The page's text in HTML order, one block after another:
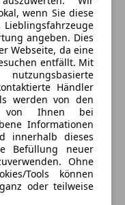
wenn Sie diese
angeben. Dies
Webseite, da eine
entfällt. Mit
Händler
werden von den
von Ihnen bei
Informationen
innerhalb dieses
Befüllung neuer
Ohne
Tools können
oder teilweise